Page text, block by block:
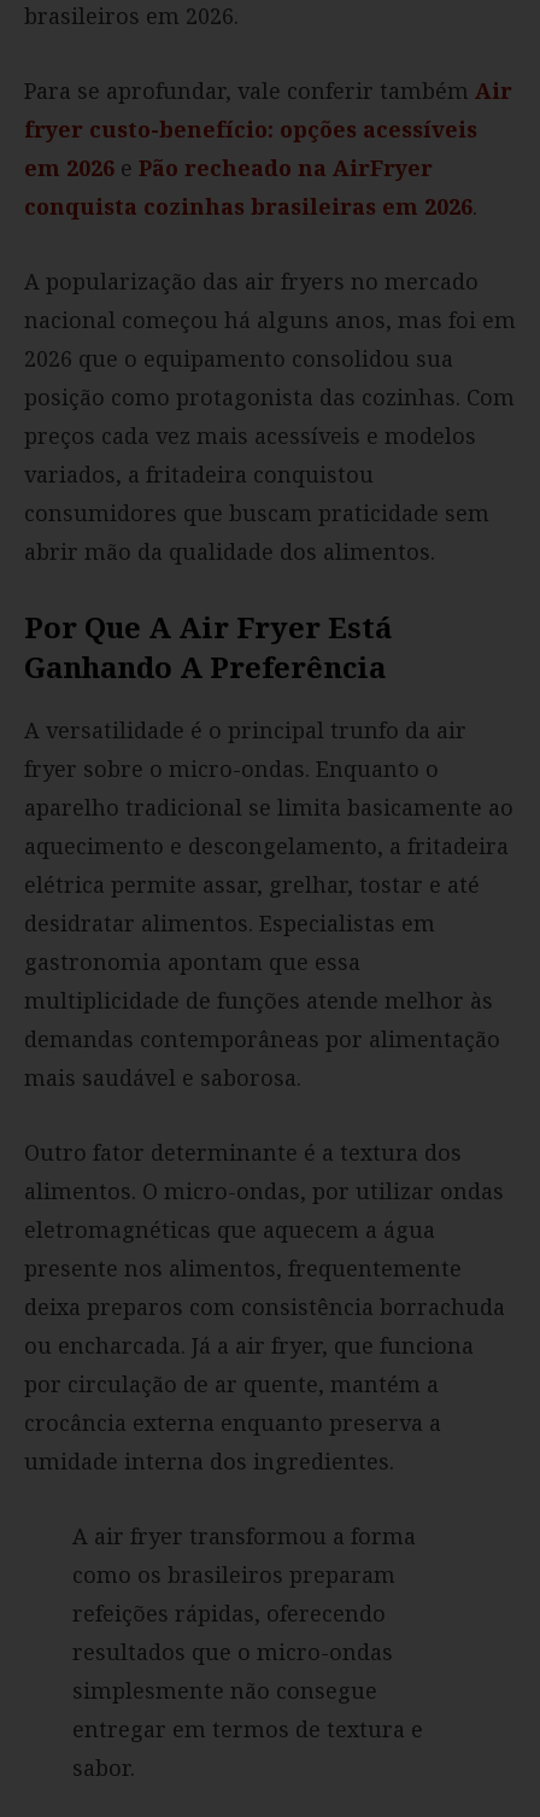
brasileiros em 2026.
Para se aprofundar, vale conferir também Air
fryer custo-benefício: opções acessíveis
em 2026 e Pão recheado na AirFryer
conquista cozinhas brasileiras em 2026.
A popularização das air fryers no mercado
nacional começou há alguns anos, mas foi em
2026 que o equipamento consolidou sua
posição como protagonista das cozinhas. Com
preços cada vez mais acessíveis e modelos
variados, a fritadeira conquistou
consumidores que buscam praticidade sem
abrir mão da qualidade dos alimentos.
Por Que A Air Fryer Está
Ganhando A Preferência
A versatilidade é o principal trunfo da air
fryer sobre o micro-ondas. Enquanto o
aparelho tradicional se limita basicamente ao
aquecimento e descongelamento, a fritadeira
elétrica permite assar, grelhar, tostar e até
desidratar alimentos. Especialistas em
gastronomia apontam que essa
multiplicidade de funções atende melhor às
demandas contemporâneas por alimentação
mais saudável e saborosa.
Outro fator determinante é a textura dos
alimentos. O micro-ondas, por utilizar ondas
eletromagnéticas que aquecem a água
presente nos alimentos, frequentemente
deixa preparos com consistência borrachuda
ou encharcada. Já a air fryer, que funciona
por circulação de ar quente, mantém a
crocância externa enquanto preserva a
umidade interna dos ingredientes.
A air fryer transformou a forma
como os brasileiros preparam
refeições rápidas, oferecendo
resultados que o micro-ondas
simplesmente não consegue
entregar em termos de textura e
sabor.